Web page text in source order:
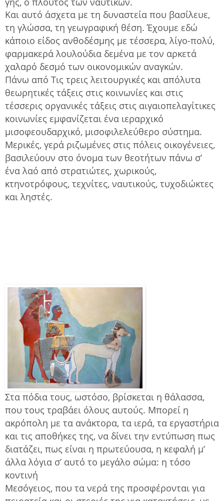
Και αυτό άσχετα με τη δυναστεία που βασίλευε,
τη γλώσσα, τη γεωγραφική θέση. Έχουμε εδώ
κάποιο είδος ανθοδέσμης με τέσσερα, λίγο-πολύ,
φαρμακερά λουλούδια δεμένα με τον αρκετά
χαλαρό δεσμό των οικονομικών αναγκών.
Πάνω από Τις τρεις λειτουργικές και απόλυτα
θεωρητικές τάξεις στις κοινωνίες και στις
τέσσερις οργανικές τάξεις στις αιγαιοπελαγίτικες
κοινωνίες εμφανίζεται ένα ιεραρχικό
μισοφεουδαρχικό, μισοφιλελεύθερο σύστημα.
Μερικές, γερά ριζωμένες στις πόλεις οικογένειες,
βασιλεύουν στο όνομα των θεοτήτων πάνω σ’
ένα λαό από στρατιώτες, χωρικούς,
κτηνοτρόφους, τεχνίτες, ναυτικούς, τυχοδιώκτες
και ληστές.
Στα πόδια τους, ωστόσο, βρίσκεται η θάλασσα,
που τους τραβάει όλους αυτούς. Μπορεί η
ακρόπολη με τα ανάκτορα, τα ιερά, τα εργαστήρια
και τις αποθήκες της, να δίνει την εντύπωση πως
διατάζει, πως είναι η πρωτεύουσα, η κεφαλή μ’
άλλα λόγια σ’ αυτό το μεγάλο σώμα: η τόσο
κοντινή
Μεσόγειος, που τα νερά της προσφέρονται για